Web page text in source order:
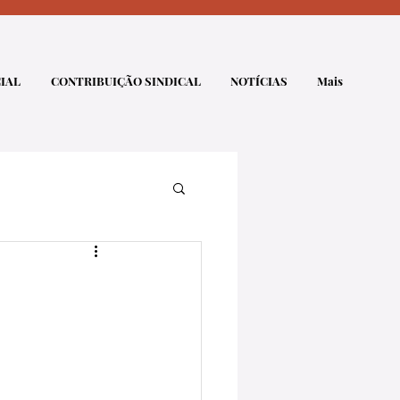
CONTRIBUIÇÃO SINDICAL NOTÍCIAS Mais